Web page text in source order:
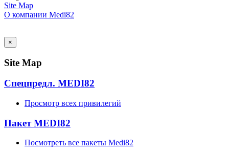
Site Map
О компании Medi82
×
Site Map
Спецпредл. MEDI82
Просмотр всех привилегий
Пакет MEDI82
Посмотреть все пакеты Medi82